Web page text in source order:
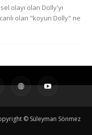
olayı olan Dolly'yi
olan "koyun Dolly" ne
© Süleyman Sönmez